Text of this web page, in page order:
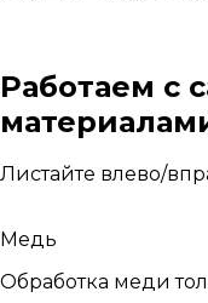
Работаем с
Листайте влево/
Медь
Обработка меди